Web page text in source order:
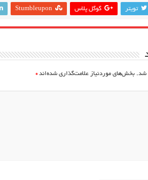
تويتر گوگل پلاس Stumbleupon
شد. بخش‌های موردنیاز علامت‌گذاری شده‌اند*